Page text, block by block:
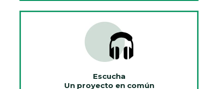
Escucha
Un proyecto en común